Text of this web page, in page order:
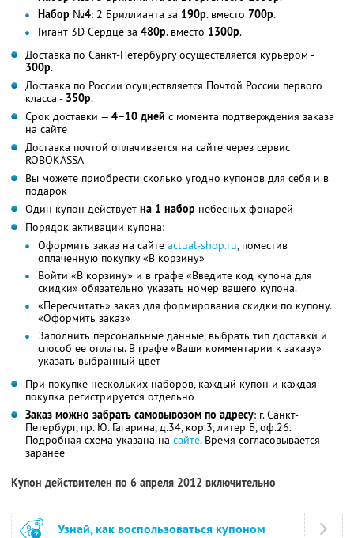
Набор №4: 2 Бриллианта за 190р. вместо 700р.
Гигант 3D Сердце за 480р. вместо 1300р.
Доставка по Санкт-Петербургу осуществляется курьером -
300р.
Доставка по России осуществляется Почтой России первого
класса - 350р.
Срок доставки — 4–10 дней с момента подтверждения заказа
на сайте
Доставка почтой оплачивается на сайте через сервис
ROBOKASSA
Вы можете приобрести сколько угодно купонов для себя и в
подарок
Один купон действует на 1 набор небесных фонарей
Порядок активации купона:
Оформить заказ на сайте actual-shop.ru, поместив
оплаченную покупку «В корзину»
Войти «В корзину» и в графе «Введите код купона для
скидки» обязательно указать номер вашего купона.
«Пересчитать» заказ для формирования скидки по купону.
«Оформить заказ»
Заполнить персональные данные, выбрать тип доставки и
способ ее оплаты. В графе «Ваши комментарии к заказу»
указать выбранный цвет
При покупке нескольких наборов, каждый купон и каждая
покупка регистрируется отдельно
Заказ можно забрать самовывозом по адресу: г. Санкт-
Петербург, пр. Ю. Гагарина, д.34, кор.3, литер Б, оф.26.
Подробная схема указана на сайте. Время согласовывается
заранее
Купон действителен по 6 апреля 2012 включительно
Узнай, как воспользоваться купоном